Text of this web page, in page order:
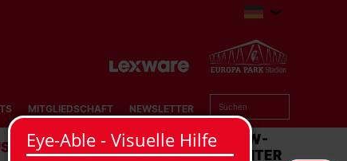
MITGLIEDSCHAFT NEWSLETTER
STADION MATCHCENTER